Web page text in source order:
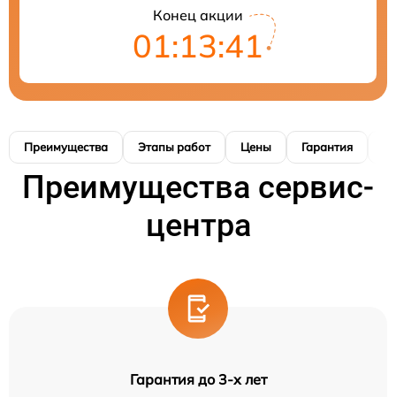
Конец акции
01:13:40
Преимущества Этапы работ Цены Гарантия
Преимущества сервис-
центра
Гарантия до 3-х лет